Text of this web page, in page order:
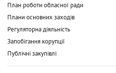
План роботи обласної ради
Плани основних заходів
Регуляторна діяльність
Запобігання корупції
Публічні закупівлі